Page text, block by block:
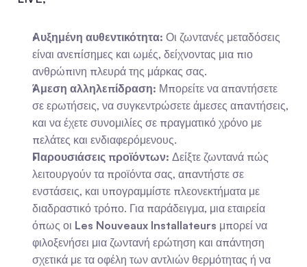
Αυξημένη αυθεντικότητα: Οι ζωντανές μεταδόσεις
είναι ανεπίσημες και ωμές, δείχνοντας μια πιο
ανθρώπινη πλευρά της μάρκας σας.
Άμεση αλληλεπίδραση: Μπορείτε να απαντήσετε
σε ερωτήσεις, να συγκεντρώσετε άμεσες απαντήσεις,
και να έχετε συνομιλίες σε πραγματικό χρόνο με
πελάτες και ενδιαφερόμενους.
Παρουσιάσεις προϊόντων: Δείξτε ζωντανά πώς
λειτουργούν τα προϊόντα σας, απαντήστε σε
ενστάσεις, και υπογραμμίστε πλεονεκτήματα με
διαδραστικό τρόπο. Για παράδειγμα, μια εταιρεία
όπως οι Les Nouveaux Installateurs μπορεί να
φιλοξενήσει μια ζωντανή ερώτηση και απάντηση
σχετικά με τα οφέλη των αντλιών θερμότητας ή να